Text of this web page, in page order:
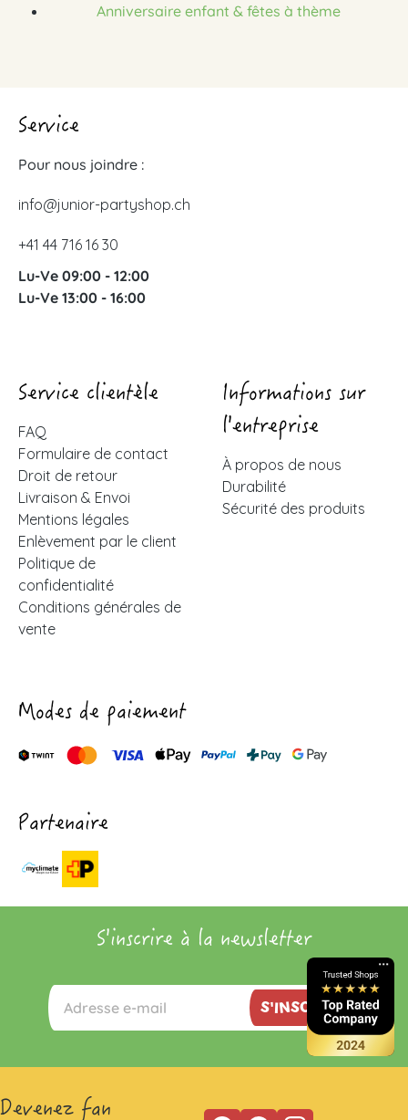
Anniversaire enfant & fêtes à thème
Service
Pour nous joindre :
info@junior-partyshop.ch
+41 44 716 16 30
Lu-Ve 09:00 - 12:00
Lu-Ve 13:00 - 16:00
Service clientèle
FAQ
Formulaire de contact
Droit de retour
Livraison & Envoi
Mentions légales
Enlèvement par le client
Politique de
confidentialité
Conditions générales de
vente
Informations sur
l'entreprise
À propos de nous
Durabilité
Sécurité des produits
Modes de paiement
Partenaire
S'inscrire à la newsletter
S'INSCRIRE
Devenez fan